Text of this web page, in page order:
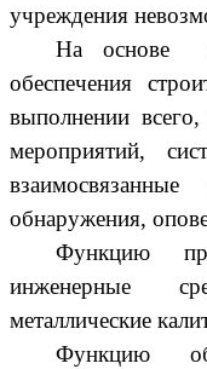
учреждения
На основе
обеспечения
выполнении
мероприятий,
обнаружения,
Функцию
инженерные
металлические
Функцию